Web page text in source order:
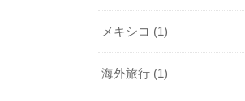
メキシコ (1)
海外旅行 (1)